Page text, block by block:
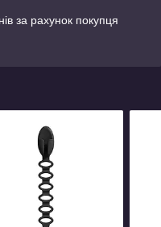
за рахунок покупця